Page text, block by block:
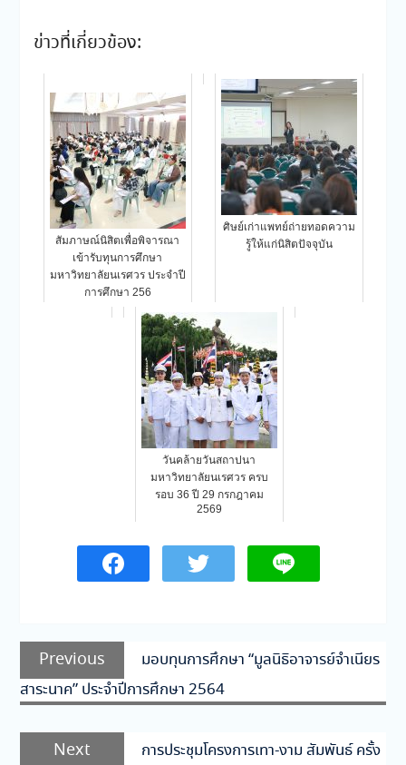
ข่าวที่เกี่ยวข้อง:
สัมภาษณ์นิสิตเพื่อพิจารณา
เข้ารับทุนการศึกษา
มหาวิทยาลัยนเรศวร ประจำปี
การศึกษา 256
ศิษย์เก่าแพทย์ถ่ายทอดความ
รู้ให้แก่นิสิตปัจจุบัน
วันคล้ายวันสถาปนา
มหาวิทยาลัยนเรศวร ครบ
รอบ 36 ปี 29 กรกฎาคม
2569
แนะแนว
เรื่อง
Previous
Previous
post:
มอบทุนการศึกษา “มูลนิธิอาจารย์จำเนียร
สาระนาค” ประจำปีการศึกษา 2564
Next
Next
การประชุมโครงการเทา-งาม สัมพันธ์ ครั้ง